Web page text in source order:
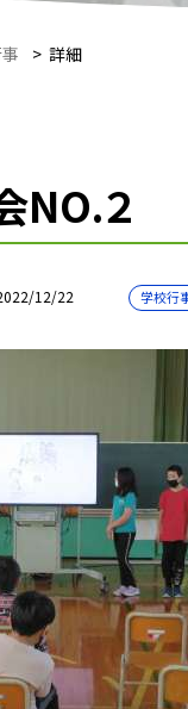
> 詳細
NO.２
12/22 学校行